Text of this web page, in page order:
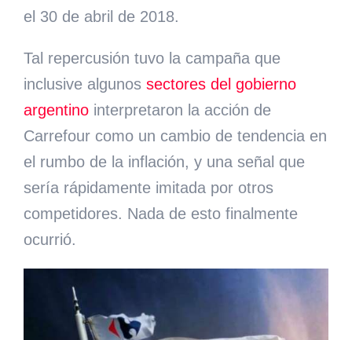
el 30 de abril de 2018.
Tal repercusión tuvo la campaña que
inclusive algunos sectores del gobierno
argentino interpretaron la acción de
Carrefour como un cambio de tendencia en
el rumbo de la inflación, y una señal que
sería rápidamente imitada por otros
competidores. Nada de esto finalmente
ocurrió.